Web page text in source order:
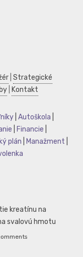
Strategické
Kontakt
Autoškola
Financie
plán Manažment
kreatínu na
svalovú hmotu